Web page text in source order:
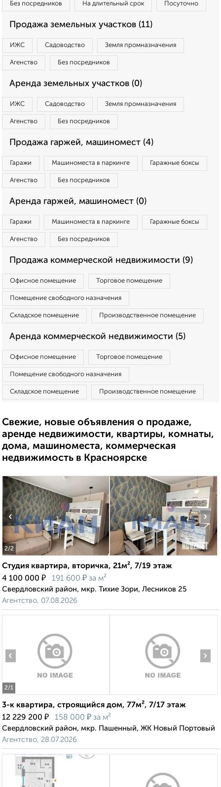
Без посредников На длительный срок Посуточно
Продажа земельных участков (11)
ИЖС Садоводство Земля промназначения
Агенство Без посредников
Аренда земельных участков (0)
ИЖС Садоводство Земля промназначения
Агенство Без посредников
Продажа гаржей, машиномест (4)
Гаражи Машиноместа в паркинге Гаражные боксы
Агенство Без посредников
Аренда гаржей, машиномест (0)
Гаражи Машиноместа в паркинге Гаражные боксы
Агенство Без посредников
Продажа коммерческой недвижимости (9)
Офисное помещение Торговое помещение
Помещение свободного назначения
Складское помещение Производственное помещение
Аренда коммерческой недвижимости (5)
Офисное помещение Торговое помещение
Помещение свободного назначения
Складское помещение Производственное помещение
Свежие, новые объявления о продаже,
аренде недвижимости, квартиры, комнаты,
дома, машиноместа, коммерческая
недвижимость в Красноярске
2/2
‹ ›
Студия квартира, вторичка, 21м², 7/19 этаж
4 100 000 ₽ 191 600 ₽ за м²
Свердловский район, мкр. Тихие Зори, Лесников 25
Агентство, 07.08.2026
2/1
‹ ›
3-к квартира, строящийся дом, 77м², 7/17 этаж
12 229 200 ₽ 158 000 ₽ за м²
Свердловский район, мкр. Пашенный, ЖК Новый Портовый
Агентство, 28.07.2026